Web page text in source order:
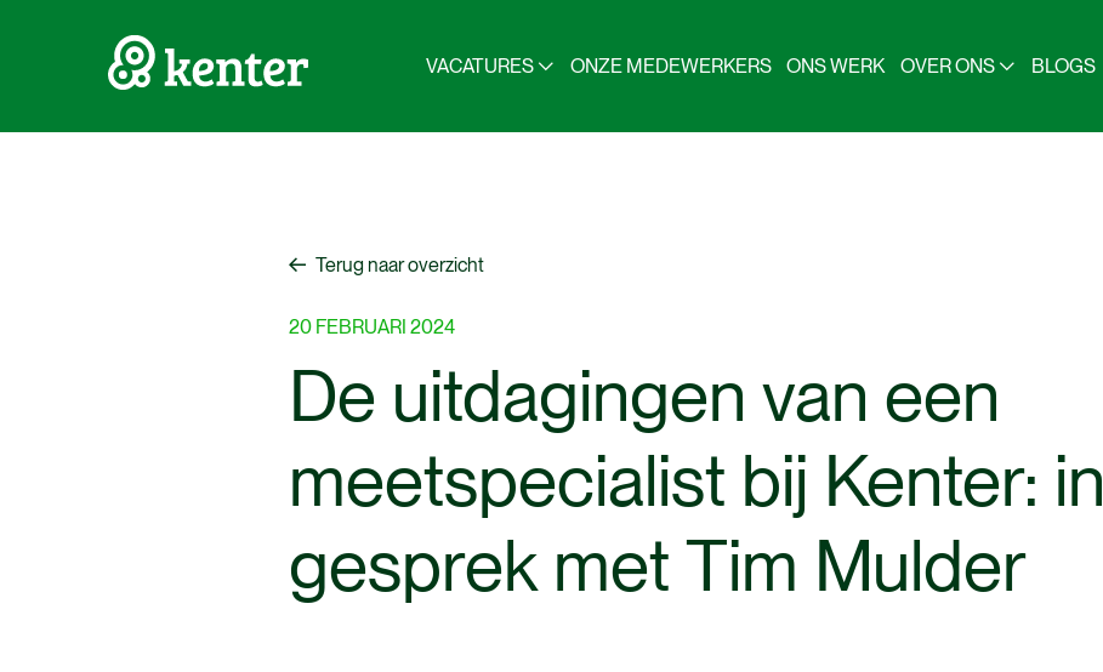
VACATURES ONZE MEDEWERKERS ONS WERK OVER ONS BLOGS
Terug naar overzicht
Terug naar overzicht
20 FEBRUARI 2024
De uitdagingen van een
meetspecialist bij Kenter: in
gesprek met Tim Mulder